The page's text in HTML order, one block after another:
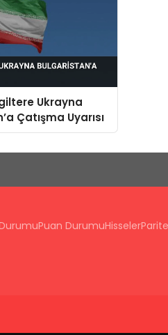
Ukrayna
Çatışma Uyarısı
Puan DurumuHisseler